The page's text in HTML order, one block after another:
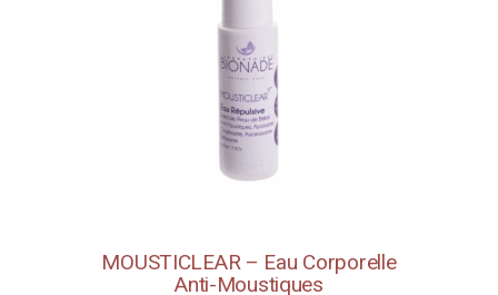
MOUSTICLEAR – Eau Corporelle
Anti-Moustiques